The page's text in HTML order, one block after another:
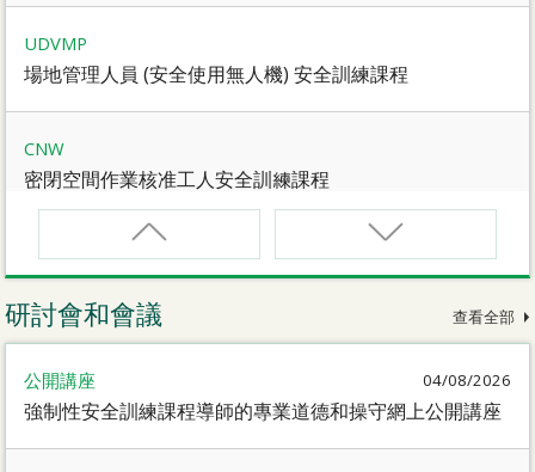
UDVMP
場地管理人員 (安全使用無人機) 安全訓練課程
CNW
密閉空間作業核准工人安全訓練課程
CNW(R)
密閉空間作業核准工人安全訓練重新甄審資格課程
動力操作升降工作台督導員課程
研討會和會議 查看全部
公開講座 04/08/2026
強制性安全訓練課程導師的專業道德和操守網上公開講座